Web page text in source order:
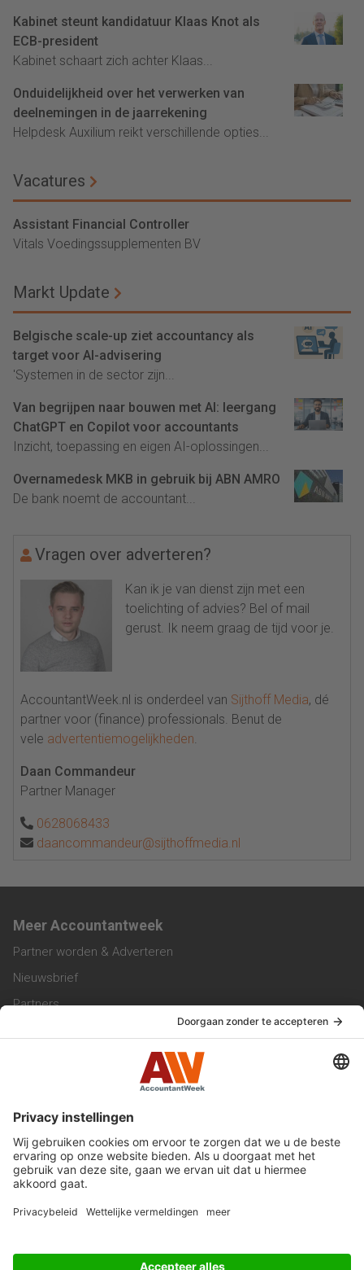
Kabinet steunt kandidatuur Klaas Knot als
ECB-president
Kabinet schaart zich achter Klaas...
Onduidelijkheid over het verwerken van
deelnemingen in de jaarrekening
Helpdesk Auxilium reikt verschillende opties...
Vacatures
Assistant Financial Controller
Vitals Voedingssupplementen BV
Markt Update
Belgische scale-up ziet accountancy als
target voor AI-advisering
'Systemen in de sector zijn...
Van begrijpen naar bouwen met AI: leergang
ChatGPT en Copilot voor accountants
Inzicht, toepassing en eigen AI-oplossingen...
Overnamedesk MKB in gebruik bij ABN AMRO
De bank noemt de accountant...
Vragen over adverteren?
Kan ik je van dienst zijn met een
toelichting of advies? Bel of mail
gerust. Ik neem graag de tijd voor je.
AccountantWeek.nl is onderdeel van Sijthoff Media, dé
partner voor (finance) professionals. Benut de
vele advertentiemogelijkheden
Daan Commandeur
Partner Manager
0628068433
daancommandeur@sijthoffmedia.nl
Meer Accountantweek
Partner worden & Adverteren
Nieuwsbrief
Partners
Werken bij ons
Privacy Statement
Algemene Voorwaarden
Privacyinstellingen